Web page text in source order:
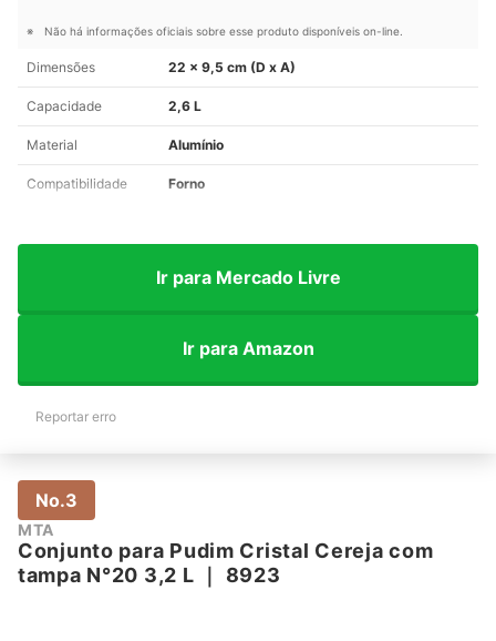
Não há informações oficiais sobre esse produto disponíveis on-line.
Dimensões 22 x 9,5 cm (D x A)
Capacidade 2,6 L
Material Alumínio
Compatibilidade Forno
Ir para Mercado Livre
Ir para Amazon
Reportar erro
No.3
MTA
Conjunto para Pudim Cristal Cereja com
tampa N°20 3,2 L
8923